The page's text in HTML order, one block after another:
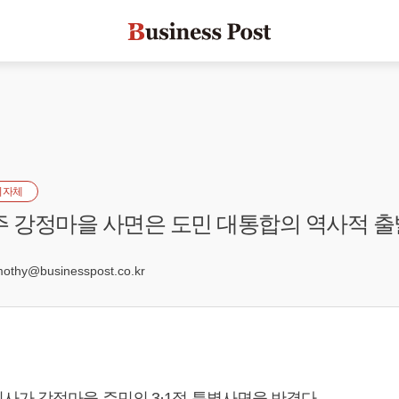
체
강정마을 사면은 도민 대통합의 역사적 출